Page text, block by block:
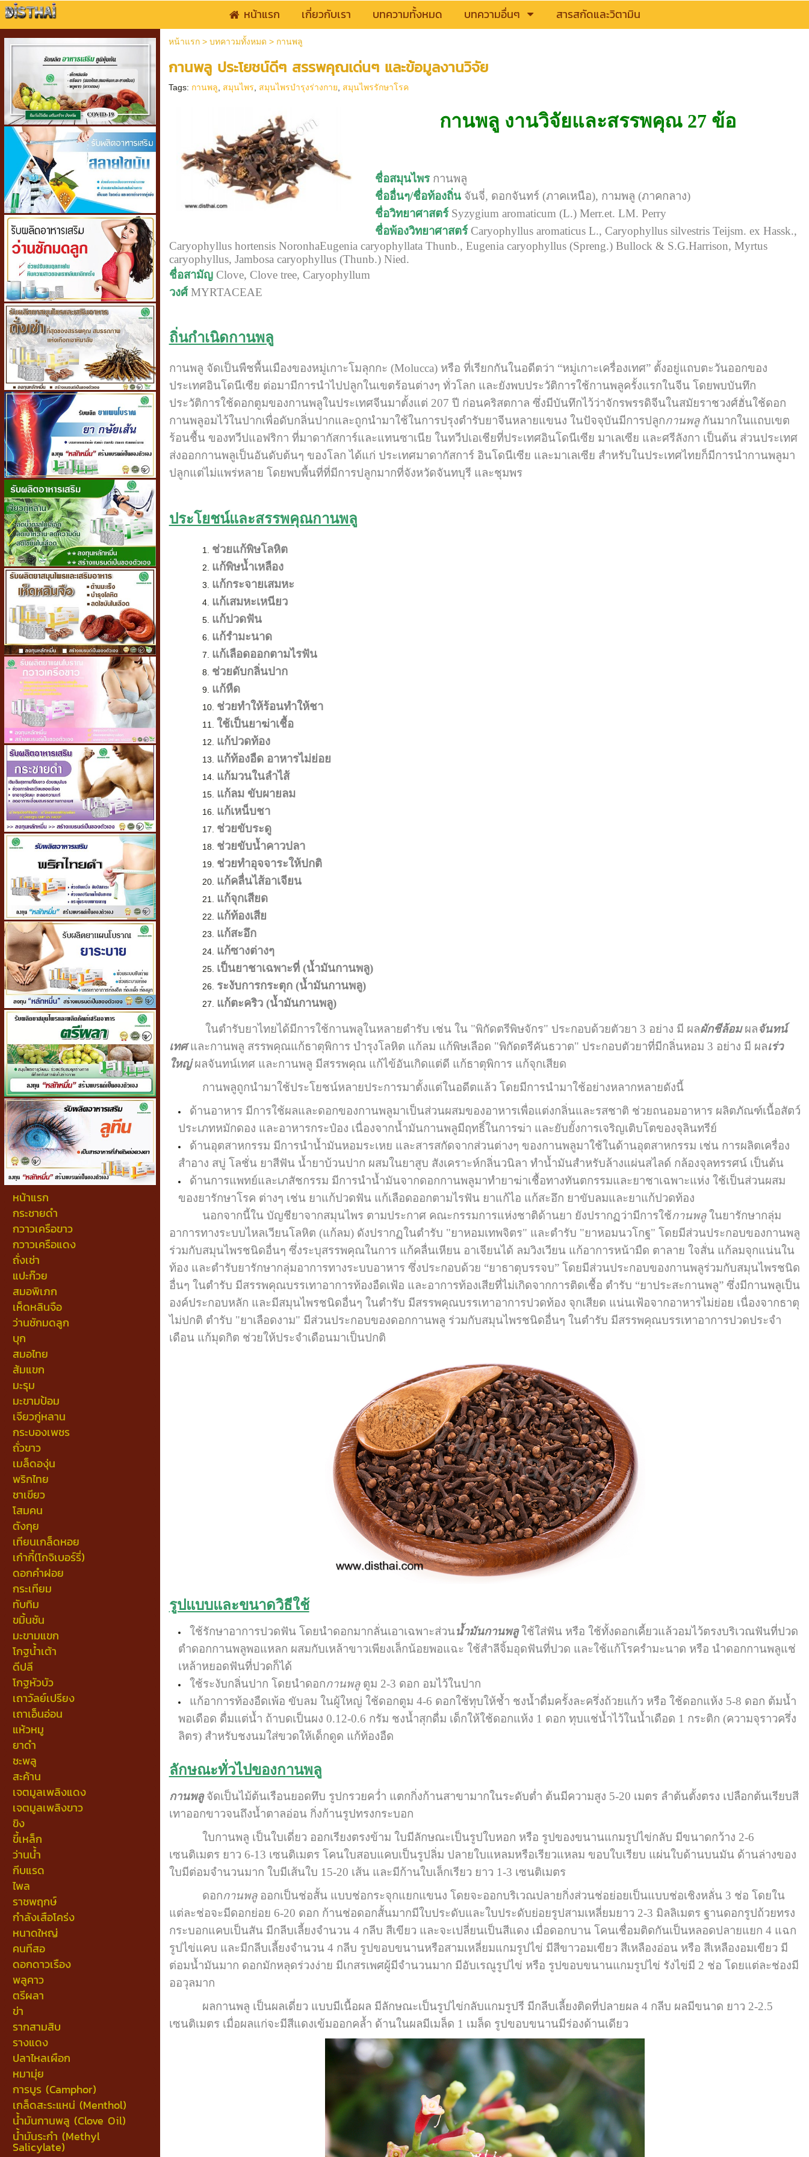
หน้าแรก เกี่ยวกับเรา บทความทั้งหมด บทความอื่นๆ สารสกัดและวิตามิน
หน้าแรก
กระชายดำ
กวาวเครือขาว
กวาวเครือแดง
ถั่งเช่า
แปะก๊วย
สมอพิเภก
เห็ดหลินจือ
ว่านชักมดลูก
บุก
สมอไทย
ส้มแขก
มะรุม
มะขามป้อม
เจียวกู่หลาน
กระบองเพชร
ถั่วขาว
เมล็ดองุ่น
พริกไทย
ชาเขียว
โสมคน
ตังกุย
เทียนเกล็ดหอย
เก๋ากี้(โกจิเบอร์รี่)
ดอกคำฝอย
กระเทียม
ทับทิม
ขมิ้นชัน
มะขามแขก
โกฐน้ำเต้า
ดีปลี
โกฐหัวบัว
เถาวัลย์เปรียง
เถาเอ็นอ่อน
แห้วหมู
ยาดำ
ชะพลู
สะค้าน
เจตมูลเพลิงแดง
เจตมูลเพลิงขาว
ขิง
ขี้เหล็ก
ว่านน้ำ
กีบแรด
ไพล
ราชพฤกษ์
กำลังเสือโคร่ง
หนาดใหญ่
คนทีสอ
ดอกดาวเรือง
พลูคาว
ตรีผลา
ข่า
รากสามสิบ
รางแดง
ปลาไหลเผือก
หมามุ่ย
การบูร (Camphor)
เกล็ดสะระแหน่ (Menthol)
น้ำมันกานพลู (Clove Oil)
น้ำมันระกำ (Methyl
Salicylate)
หน้าแรก> บทคาวมทั้งหมด > กานพลู
กานพลู ประโยชน์ดีๆ สรรพคุณเด่นๆ และข้อมูลงานวิจัย
Tags: กานพลู สมุนไพร สมุนไพรบำรุงร่างกาย สมุนไพรรักษาโรค
กานพลู งานวิจัยและสรรพคุณ 27 ข้อ
ชื่อสมุนไพรกานพลู
ชื่ออื่นๆ/ชื่อท้องถิ่นจันจี่, ดอกจันทร์ (ภาคเหนือ), กามพลู (ภาคกลาง)
ชื่อวิทยาศาสตร์Syzygium aromaticum (L.) Merr.et. LM. Perry
ชื่อพ้องวิทยาศาสตร์Caryophyllus aromaticus L., Caryophyllus silvestris Teijsm. ex Hassk.,
Caryophyllus hortensis NoronhaEugenia caryophyllata Thunb., Eugenia caryophyllus (Spreng.) Bullock & S.G.Harrison, Myrtus
caryophyllus, Jambosa caryophyllus (Thunb.) Nied.
ชื่อสามัญClove, Clove tree, Caryophyllum
วงศ์MYRTACEAE
ถิ่นกำเนิดกานพลู
กานพลู จัดเป็นพืชพื้นเมืองของหมู่เกาะโมลุกกะ (Molucca) หรือ ที่เรียกกันในอดีตว่า “หมู่เกาะเครื่องเทศ” ตั้งอยู่แถบตะวันออกของ
ประเทศอินโดนีเซีย ต่อมามีการนำไปปลูกในเขตร้อนต่างๆ ทั่วโลก และยังพบประวัติการใช้กานพลูครั้งแรกในจีน โดยพบบันทึก
ประวัติการใช้ดอกตูมของกานพลูในประเทศจีนมาตั้งแต่ 207 ปี ก่อนคริสตกาล ซึ่งมีบันทึกไว้ว่าจักรพรรดิจีนในสมัยราชวงศ์ฮั่นใช้ดอก
กานพลูอมไว้ในปากเพื่อดับกลิ่นปากและถูกนำมาใช้ในการปรุงตำรับยาจีนหลายแขนง ในปัจจุบันมีการปลูกกานพลูกันมากในแถบเขต
ร้อนชื้น ของทวีปแอฟริกา ที่มาดากัสการ์และแทนซาเนีย ในทวีปเอเชียที่ประเทศอินโดนีเซีย มาเลเซีย และศรีลังกา เป็นต้น ส่วนประเทศ
ส่งออกกานพลูเป็นอันดับต้นๆ ของโลก ได้แก่ ประเทศมาดากัสการ์ อินโดนีเซีย และมาเลเซีย สำหรับในประเทศไทยก็มีการนำกานพลูมา
ปลูกแต่ไม่แพร่หลาย โดยพบพื้นที่ที่มีการปลูกมากที่จังหวัดจันทบุรี และชุมพร
ประโยชน์และสรรพคุณกานพลู
ช่วยแก้พิษโลหิต
แก้พิษน้ำเหลือง
แก้กระจายเสมหะ
แก้เสมหะเหนียว
แก้ปวดฟัน
แก้รำมะนาด
แก้เลือดออกตามไรฟัน
ช่วยดับกลิ่นปาก
แก้หืด
ช่วยทำให้ร้อนทำให้ชา
ใช้เป็นยาฆ่าเชื้อ
แก้ปวดท้อง
แก้ท้องอืด อาหารไม่ย่อย
แก้มวนในลำไส้
แก้ลม ขับผายลม
แก้เหน็บชา
ช่วยขับระดู
ช่วยขับน้ำคาวปลา
ช่วยทำอุจจาระให้ปกติ
แก้คลื่นไส้อาเจียน
แก้จุกเสียด
แก้ท้องเสีย
แก้สะอึก
แก้ซางต่างๆ
เป็นยาชาเฉพาะที่ (น้ำมันกานพลู)
ระงับการกระตุก (น้ำมันกานพลู)
แก้ตะคริว (น้ำมันกานพลู)
ในตำรับยาไทยได้มีการใช้กานพลูในหลายตำรับ เช่น ใน "พิกัดตรีพิษจักร" ประกอบด้วยตัวยา 3 อย่าง มี ผลผักชีล้อมผลจันทน์
เทศและกานพลู สรรพคุณแก้ธาตุพิการ บำรุงโลหิต แก้ลม แก้พิษเลือด "พิกัดตรีคันธวาต" ประกอบตัวยาที่มีกลิ่นหอม 3 อย่าง มี ผลเร่ว
ใหญ่ผลจันทน์เทศ และกานพลู มีสรรพคุณ แก้ไข้อันเกิดแต่ดี แก้ธาตุพิการ แก้จุกเสียด
กานพลูถูกนำมาใช้ประโยชน์หลายประการมาตั้งแต่ในอดีตแล้ว โดยมีการนำมาใช้อย่างหลากหลายดังนี้
ด้านอาหาร มีการใช้ผลและดอกของกานพลูมาเป็นส่วนผสมของอาหารเพื่อแต่งกลิ่นและรสชาติ ช่วยถนอมอาหาร ผลิตภัณฑ์เนื้อสัตว์
ประเภทหมักดอง และอาหารกระป๋อง เนื่องจากน้ำมันกานพลูมีฤทธิ์ในการฆ่า และยับยั้งการเจริญเติบโตของจุลินทรีย์
ด้านอุตสาหกรรม มีการนำน้ำมันหอมระเหย และสารสกัดจากส่วนต่างๆ ของกานพลูมาใช้ในด้านอุตสาหกรรม เช่น การผลิตเครื่อง
สำอาง สบู่ โลชั่น ยาสีฟัน น้ำยาบ้วนปาก ผสมในยาสูบ สังเคราะห์กลิ่นวนิลา ทำน้ำมันสำหรับล้างแผ่นสไลด์ กล้องจุลทรรศน์ เป็นต้น
ด้านการแพทย์และเภสัชกรรม มีการนำน้ำมันจากดอกกานพลูมาทำยาฆ่าเชื้อทางทันตกรรมและยาชาเฉพาะแห่ง ใช้เป็นส่วนผสม
ของยารักษาโรค ต่างๆ เช่น ยาแก้ปวดฟัน แก้เลือดออกตามไรฟัน ยาแก้ไอ แก้สะอึก ยาขับลมและยาแก้ปวดท้อง
นอกจากนี้ใน บัญชียาจากสมุนไพร ตามประกาศ คณะกรรมการแห่งชาติด้านยา ยังปรากฏว่ามีการใช้กานพลูในยารักษากลุ่ม
อาการทางระบบไหลเวียนโลหิต (แก้ลม) ดังปรากฏในตำรับ "ยาหอมเทพจิตร" และตำรับ "ยาหอมนวโกฐ" โดยมีส่วนประกอบของกานพลู
ร่วมกับสมุนไพรชนิดอื่นๆ ซึ่งระบุสรรพคุณในการ แก้คลื่นเหียน อาเจียนได้ ลมวิงเวียน แก้อาการหน้ามืด ตาลาย ใจสั่น แก้ลมจุกแน่นใน
ท้อง และตำรับยารักษากลุ่มอาการทางระบบอาหาร ซึ่งประกอบด้วย “ยาธาตุบรรจบ” โดยมีส่วนประกอบของกานพลูร่วมกับสมุนไพรชนิด
อื่นๆ ในตำรับ มีสรรพคุณบรรเทาอาการท้องอืดเฟ้อ และอาการท้องเสียที่ไม่เกิดจากการติดเชื้อ ตำรับ “ยาประสะกานพลู” ซึ่งมีกานพลูเป็น
องค์ประกอบหลัก และมีสมุนไพรชนิดอื่นๆ ในตำรับ มีสรรพคุณบรรเทาอาการปวดท้อง จุกเสียด แน่นเฟ้อจากอาหารไม่ย่อย เนื่องจากธาตุ
ไม่ปกติ ตำรับ "ยาเลือดงาม" มีส่วนประกอบของดอกกานพลู ร่วมกับสมุนไพรชนิดอื่นๆ ในตำรับ มีสรรพคุณบรรเทาอาการปวดประจำ
เดือน แก้มุดกิต ช่วยให้ประจำเดือนมาเป็นปกติ
รูปแบบและขนาดวิธีใช้
ใช้รักษาอาการปวดฟัน โดยนำดอกมากลั่นเอาเฉพาะส่วนน้ำมันกานพลูใช้ใส่ฟัน หรือ ใช้ทั้งดอกเคี้ยวแล้วอมไว้ตรงบริเวณฟันที่ปวด
ตำดอกกานพลูพอแหลก ผสมกับเหล้าขาวเพียงเล็กน้อยพอแฉะ ใช้สำลีจิ้มอุดฟันที่ปวด และใช้แก้โรครำมะนาด หรือ นำดอกกานพลูแช่
เหล้าหยอดฟันที่ปวดก็ได้
ใช้ระงับกลิ่นปาก โดยนำดอกกานพลูตูม 2-3 ดอก อมไว้ในปาก
แก้อาการท้องอืดเพ้อ ขับลม ในผู้ใหญ่ ใช้ดอกตูม 4-6 ดอกใช้ทุบให้ช้ำ ชงน้ำดื่มครั้งละครึ่งถ้วยแก้ว หรือ ใช้ดอกแห้ง 5-8 ดอก ต้มน้ำ
พอเดือด ดื่มแต่น้ำ ถ้าบดเป็นผง 0.12-0.6 กรัม ชงน้ำสุกดื่ม เด็กให้ใช้ดอกแห้ง 1 ดอก ทุบแช่น้ำไว้ในน้ำเดือด 1 กระติก (ความจุราวครึ่ง
ลิตร) สำหรับชงนมใส่ขวดให้เด็กดูด แก้ท้องอืด
ลักษณะทั่วไปของกานพลู
กานพลู จัดเป็นไม้ต้นเรือนยอดทึบ รูปกรวยคว่ำ แตกกิ่งก้านสาขามากในระดับต่ำ ต้นมีความสูง 5-20 เมตร ลำต้นตั้งตรง เปลือกต้นเรียบสี
เทาออกขาวจนถึงน้ำตาลอ่อน กิ่งก้านรูปทรงกระบอก
ใบกานพลู เป็นใบเดี่ยว ออกเรียงตรงข้าม ใบมีลักษณะเป็นรูปใบหอก หรือ รูปของขนานแกมรูปไข่กลับ มีขนาดกว้าง 2-6
เซนติเมตร ยาว 6-13 เซนติเมตร โคนใบสอบแคบเป็นรูปลิ่ม ปลายใบแหลมหรือเรียวแหลม ขอบใบเรียบ แผ่นใบด้านบนมัน ด้านล่างของ
ใบมีต่อมจำนวนมาก ใบมีเส้นใบ 15-20 เส้น และมีก้านใบเล็กเรียว ยาว 1-3 เซนติเมตร
ดอกกานพลู ออกเป็นช่อสั้น แบบช่อกระจุกแยกแขนง โดยจะออกบริเวณปลายกิ่งส่วนช่อย่อยเป็นแบบช่อเชิงหลั่น 3 ช่อ โดยใน
แต่ละช่อจะมีดอกย่อย 6-20 ดอก ก้านช่อดอกสั้นมากมีใบประดับและใบประดับย่อยรูปสามเหลี่ยมยาว 2-3 มิลลิเมตร ฐานดอกรูปถ้วยทรง
กระบอกแคบเป็นสัน มีกลีบเลี้ยงจำนวน 4 กลีบ สีเขียว และจะเปลี่ยนเป็นสีแดง เมื่อดอกบาน โคนเชื่อมติดกันเป็นหลอดปลายแยก 4 แฉก
รูปไข่แคบ และมีกลีบเลี้ยงจำนวน 4 กลีบ รูปขอบขนานหรือสามเหลี่ยมแกมรูปไข่ มีสีขาวอมเขียว สีเหลืองอ่อน หรือ สีเหลืองอมเขียว มี
ต่อมน้ำมันมาก ดอกมักหลุดร่วงง่าย มีเกสรเพศผู้มีจำนวนมาก มีอับเรณูรูปไข่ หรือ รูปขอบขนานแกมรูปไข่ รังไข่มี 2 ช่อ โดยแต่ละช่องมี
ออวุลมาก
ผลกานพลู เป็นผลเดี่ยว แบบมีเนื้อผล มีลักษณะเป็นรูปไข่กลับแกมรูปรี มีกลีบเลี้ยงติดที่ปลายผล 4 กลีบ ผลมีขนาด ยาว 2-2.5
เซนติเมตร เมื่อผลแก่จะมีสีแดงเข้มออกคล้ำ ด้านในผลมีเมล็ด 1 เมล็ด รูปขอบขนานมีร่องด้านเดียว